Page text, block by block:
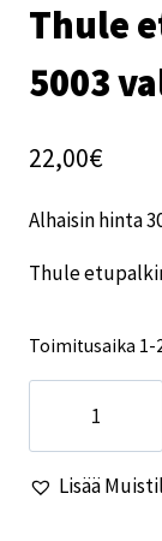
Thule
5003
22,00€
Alhaisin hinta
Thule
Toimitusaika 1-
etupalkin
päätypari
5003Lisää